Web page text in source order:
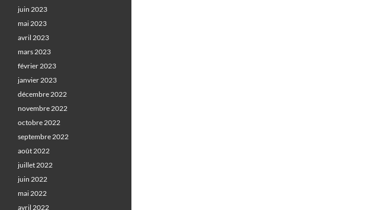
juin 2023
mai 2023
avril 2023
mars 2023
février 2023
janvier 2023
décembre 2022
novembre 2022
octobre 2022
septembre 2022
août 2022
juillet 2022
juin 2022
mai 2022
avril 2022